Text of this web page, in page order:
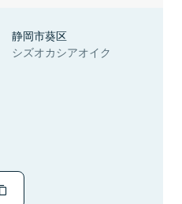
静岡市葵区
シズオカシアオイク